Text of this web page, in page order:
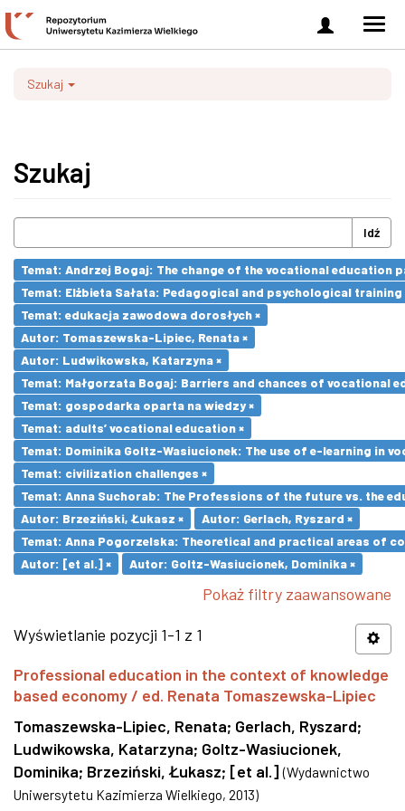
Zaloguj
się
Szukaj
Szukaj
Idź
Temat: Andrzej Bogaj: The change of the vocational education
Temat: Elżbieta Sałata: Pedagogical and psychological
Temat: edukacja zawodowa dorosłych ×
Autor: Tomaszewska-Lipiec, Renata ×
Autor: Ludwikowska, Katarzyna ×
Temat: Małgorzata Bogaj: Barriers and chances of vocational
Temat: gospodarka oparta na wiedzy ×
Temat: adults’ vocational education ×
Temat: Dominika Goltz-Wasiucionek: The use of e-learning in
Temat: civilization challenges ×
Temat: Anna Suchorab: The Professions of the future vs. the
Autor: Brzeziński, Łukasz ×
Autor: Gerlach, Ryszard ×
Temat: Anna Pogorzelska: Theoretical and practical areas of
Autor: [et al.] ×
Autor: Goltz-Wasiucionek, Dominika ×
Pokaż filtry zaawansowane
Wyświetlanie pozycji 1-1 z 1
Professional education in the context of knowledge
based economy / ed. Renata Tomaszewska-Lipiec
Tomaszewska-Lipiec, Renata; Gerlach, Ryszard;
Ludwikowska, Katarzyna; Goltz-Wasiucionek,
Dominika; Brzeziński, Łukasz; [et al.] (Wydawnictwo
Uniwersytetu Kazimierza Wielkiego, 2013)